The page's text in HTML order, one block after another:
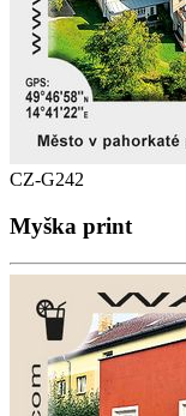
CZ-G242
Myška print